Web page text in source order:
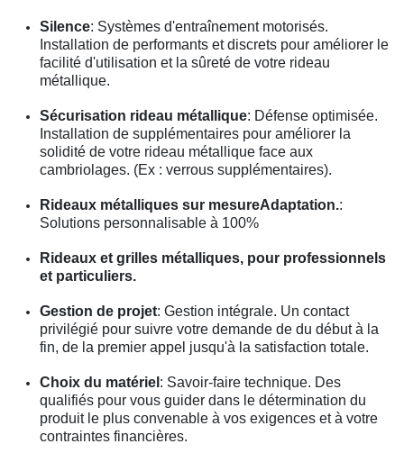
Silence: Systèmes d'entraînement motorisés.
Installation de performants et discrets pour améliorer le
facilité d'utilisation et la sûreté de votre rideau
métallique.
Sécurisation rideau métallique: Défense optimisée.
Installation de supplémentaires pour améliorer la
solidité de votre rideau métallique face aux
cambriolages. (Ex : verrous supplémentaires).
Rideaux métalliques sur mesureAdaptation.:
Solutions personnalisable à 100%
Rideaux et grilles métalliques, pour professionnels
et particuliers.
Gestion de projet: Gestion intégrale. Un contact
privilégié pour suivre votre demande de du début à la
fin, de la premier appel jusqu'à la satisfaction totale.
Choix du matériel : Savoir-faire technique. Des
qualifiés pour vous guider dans le détermination du
produit le plus convenable à vos exigences et à votre
contraintes financières.